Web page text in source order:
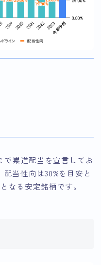
で累進配当を宣言してお
当性向は30%を目安と
となる安定銘柄です。